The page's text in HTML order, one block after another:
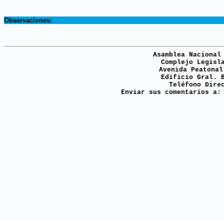
Observaciones:
Asamblea
Complejo
Avenida
Edificio Gral.
Teléfono
Enviar sus comentarios